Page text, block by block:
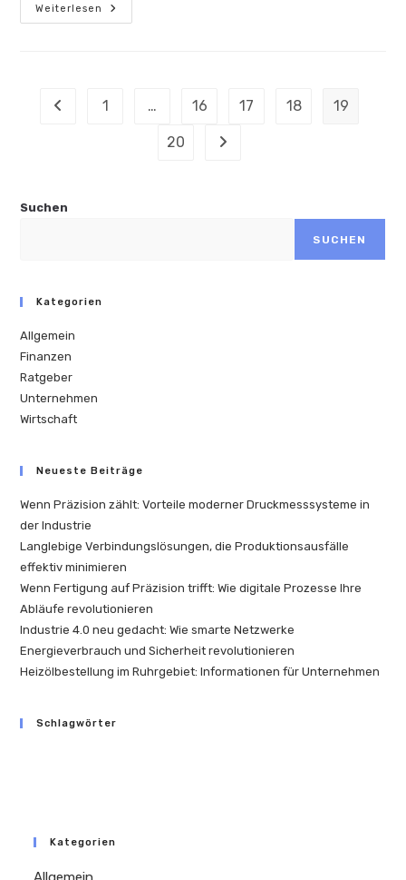
Weiterlesen
Die
Unsichtbare
Intelligente
Software
Zur vorherigen Seite
1 … 16 17 18 19
20 Zur nächsten Seite
Suchen
SUCHEN
Kategorien
Allgemein
Finanzen
Ratgeber
Unternehmen
Wirtschaft
Neueste Beiträge
Wenn Präzision zählt: Vorteile moderner Druckmesssysteme in
der Industrie
Langlebige Verbindungslösungen, die Produktionsausfälle
effektiv minimieren
Wenn Fertigung auf Präzision trifft: Wie digitale Prozesse Ihre
Abläufe revolutionieren
Industrie 4.0 neu gedacht: Wie smarte Netzwerke
Energieverbrauch und Sicherheit revolutionieren
Heizölbestellung im Ruhrgebiet: Informationen für Unternehmen
Schlagwörter
Kategorien